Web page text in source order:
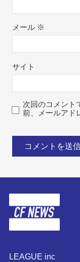
メール ※
サイト
次回のコメント
前、メールアド
LEAGUE inc